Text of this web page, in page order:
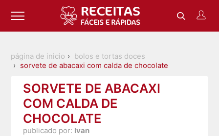
página de inicio
bolos e tortas doces
sorvete de abacaxi com calda de chocolate
SORVETE DE ABACAXI
COM CALDA DE
CHOCOLATE
publicado por: Ivan